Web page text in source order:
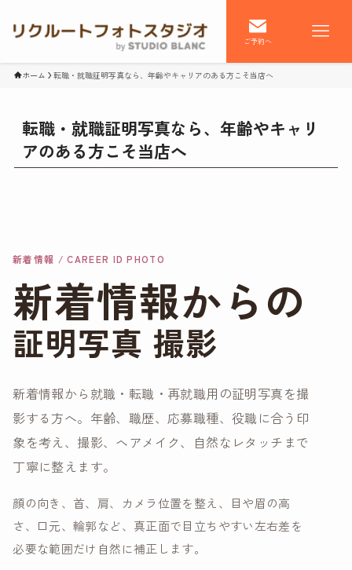
ご予約へ
ホーム 転職・就職証明写真なら、年齢やキャリアのある方こそ当店へ
転職・就職証明写真なら、年齢やキャリ
アのある方こそ当店へ
新着情報 / CAREER ID PHOTO
新着情報からの
証明写真 撮影
新着情報から就職・転職・再就職用の証明写真を撮
影する方へ。年齢、職歴、応募職種、役職に合う印
象を考え、撮影、ヘアメイク、自然なレタッチまで
丁寧に整えます。
顔の向き、首、肩、カメラ位置を整え、目や眉の高
さ、口元、輪郭など、真正面で目立ちやすい左右差を
必要な範囲だけ自然に補正します。